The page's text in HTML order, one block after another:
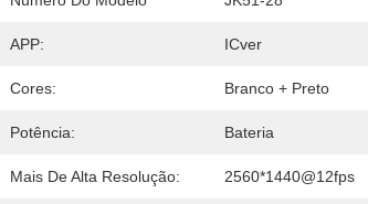
APP: ICver
Cores: Branco + Preto
Potência: Bateria
Mais De Alta Resolução: 2560*1440@12fps